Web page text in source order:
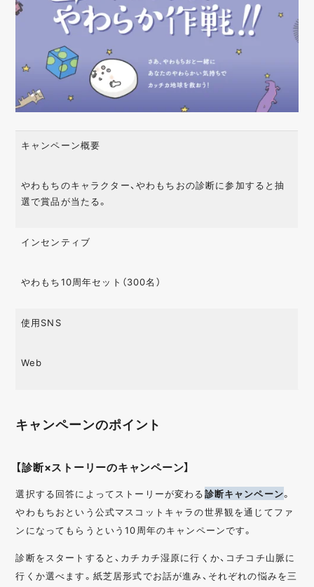
キャンペーン概要
やわもちのキャラクター、やわもちおの診断に参加すると抽
選で賞品が当たる。
インセンティブ
やわもち10周年セット（300名）
使用SNS
Web
キャンペーンのポイント
【診断×ストーリーのキャンペーン】
選択する回答によってストーリーが変わる診断キャンペーン。
やわもちおという公式マスコットキャラの世界観を通じてファ
ンになってもらうという10周年のキャンペーンです。
診断をスタートすると、カチカチ湿原に行くか、コチコチ山脈に
行くか選べます。紙芝居形式でお話が進み、それぞれの悩みを三